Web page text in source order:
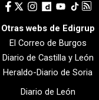
Otras webs de Edigrup
El Correo de Burgos
Diario de Castilla y León
Heraldo-Diario de Soria
Diario de León